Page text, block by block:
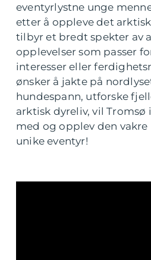
eventyrlystne unge
etter å oppleve det
tilbyr et bredt spekter av
opplevelser som passer
interesser eller
ønsker å jakte på
hundespann, utforske
arktisk dyreliv, vil Tromsø
med og opplev den vakre
unike eventyr!